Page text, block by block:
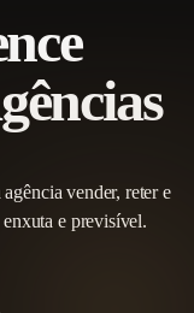
vender, reter e
e previsível.